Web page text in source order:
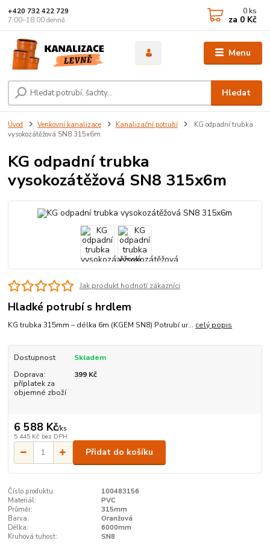
Menu
Hledat
+420 732 422 729
7:00–18:00 denně
0 ks
za 0 Kč
Úvod Venkovní kanalizace Kanalizační potrubí
KG odpadní trubka
vysokozátěžová SN8 315x6m
KG odpadní trubka
vysokozátěžová SN8 315x6m
Jak produkt hodnotí zákazníci
Hladké potrubí s hrdlem
KG trubka 315mm – délka 6m (KGEM SN8) Potrubí ur... celý popis
Dostupnost
Skladem
Doprava:
příplatek za
objemné zboží
399 Kč
6 588 Kč/ks
5 445 Kč bez DPH
Přidat do košíku
Číslo produktu:
100483156
Materiál:
PVC
Průměr:
315mm
Barva:
Oranžová
Délka:
6000mm
Kruhová tuhost:
SN8